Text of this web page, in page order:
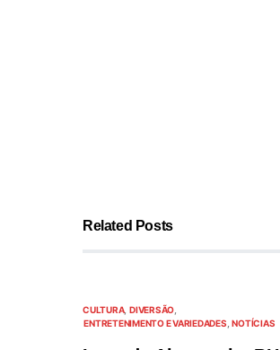
Related Posts
CULTURA DIVERSÃO
ENTRETENIMENTO E VARIEDADES NOTÍCIAS